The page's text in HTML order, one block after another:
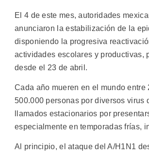
El 4 de este mes, autoridades
anunciaron la estabilización de la
disponiendo la progresiva
actividades escolares y productivas,
desde el 23 de abril.
Cada año mueren en el mundo entre
500.000 personas por diversos virus
llamados estacionarios por
especialmente en temporadas frías,
Al principio, el ataque del A/H1N1